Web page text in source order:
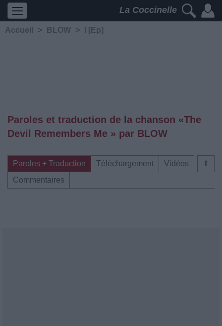
La Coccinelle
Accueil > BLOW > I [Ep]
Paroles et traduction de la chanson «The
Devil Remembers Me » par BLOW
⇑
Paroles + Traduction Téléchargement
Vidéos
Commentaires